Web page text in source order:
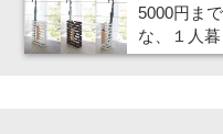
5000円ま
な、１人